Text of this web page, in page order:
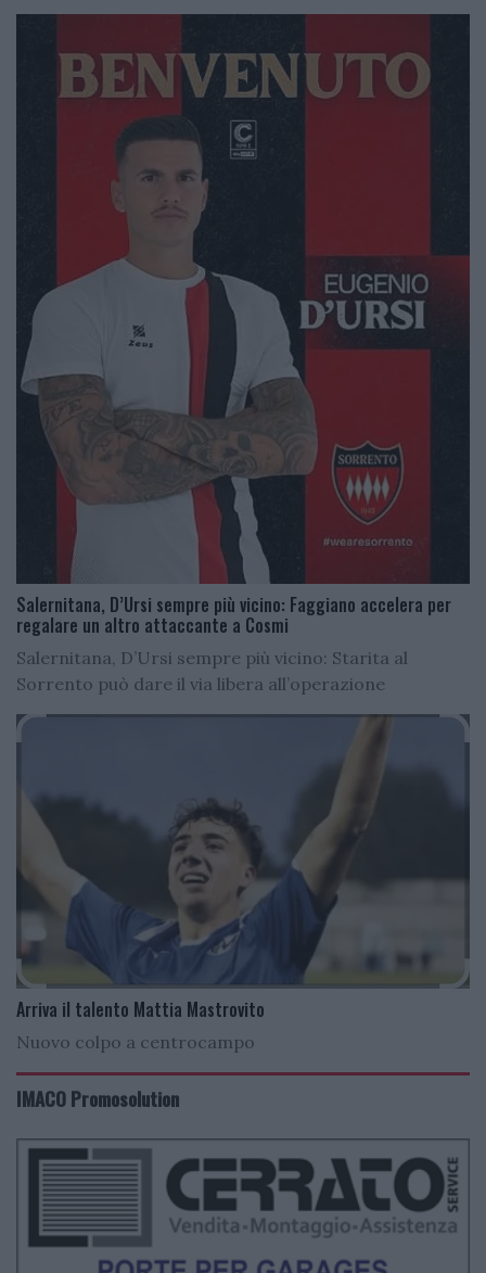
Salernitana, D’Ursi sempre più vicino: Faggiano accelera per
regalare un altro attaccante a Cosmi
Salernitana, D’Ursi sempre più vicino: Starita al
Sorrento può dare il via libera all’operazione
Arriva il talento Mattia Mastrovito
Nuovo colpo a centrocampo
IMACO Promosolution